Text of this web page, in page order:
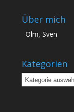
Über mich
Olm, Sven
Kategorien
Kategorien